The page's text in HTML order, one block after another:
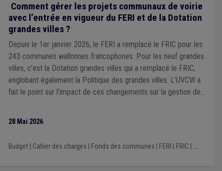
Comment gérer les projets communaux de voirie
avec l’entrée en vigueur du FERI et de la Dotation
grandes villes ?
Depuis le 1er janvier 2026, le FERI a remplacé le FRIC pour les
243 communes wallonnes francophones. Pour les neuf grandes
villes, c’est la Dotation grandes villes qui a remplacé le FRIC,
englobant également la Politique des grandes villes. L'UVCW a
fait le point sur l'impact de ces changements sur la gestion des
28 Mai 2026
Budget| Cahier des charges Fonds des communes FERI FRIC ...